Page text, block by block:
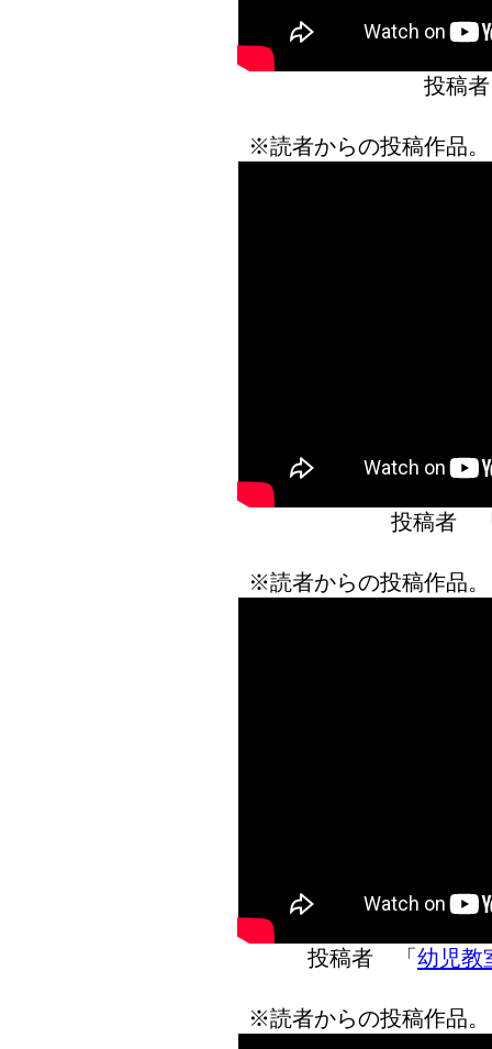
投稿
※読者からの投稿作品
投稿者
※読者からの投稿作品
投稿者 「 幼児教
※読者からの投稿作品